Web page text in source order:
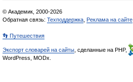
© Академик, 2000-2026
Обратная связь: Техподдержка Реклама на сайте
👣 Путешествия
Экспорт словарей на сайты , сделанные на PHP,
WordPress, MODx.